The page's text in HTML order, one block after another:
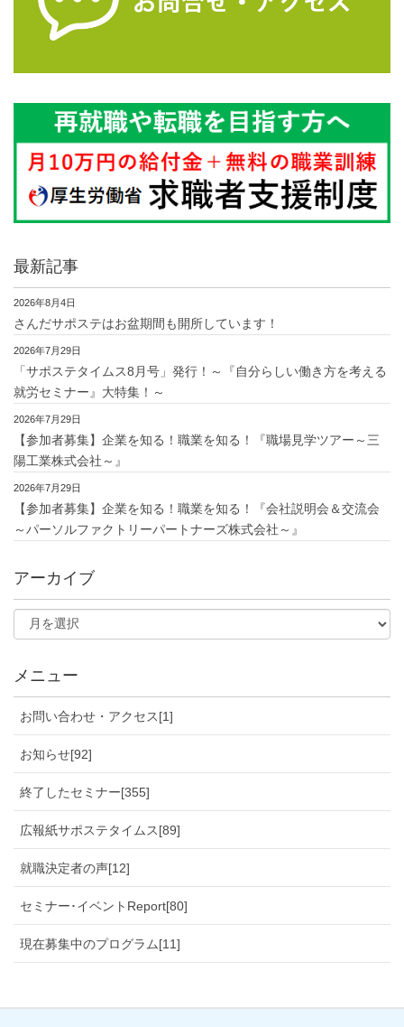
最新記事
2026年8月4日
さんだサポステはお盆期間も開所しています！
2026年7月29日
「サポステタイムス8月号」発行！～『自分らしい働き方を考える
就労セミナー』大特集！～
2026年7月29日
【参加者募集】企業を知る！職業を知る！『職場見学ツアー～三
陽工業株式会社～』
2026年7月29日
【参加者募集】企業を知る！職業を知る！『会社説明会＆交流会
～パーソルファクトリーパートナーズ株式会社～』
アーカイブ
メニュー
お問い合わせ・アクセス[1]
お知らせ[92]
終了したセミナー[355]
広報紙サポステタイムス[89]
就職決定者の声[12]
セミナー･イベントReport[80]
現在募集中のプログラム[11]